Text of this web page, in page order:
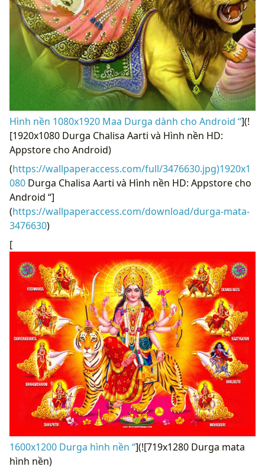
Hình nền 1080x1920 Maa Durga dành cho Android “](!
[1920x1080 Durga Chalisa Aarti và Hình nền HD:
Appstore cho Android)
(https://wallpaperaccess.com/full/3476630.jpg)1920x1
080 Durga Chalisa Aarti và Hình nền HD: Appstore cho
Android “]
(https://wallpaperaccess.com/download/durga-mata-
3476630)
[
1600x1200 Durga hình nền “](![719x1280 Durga mata
hình nền)